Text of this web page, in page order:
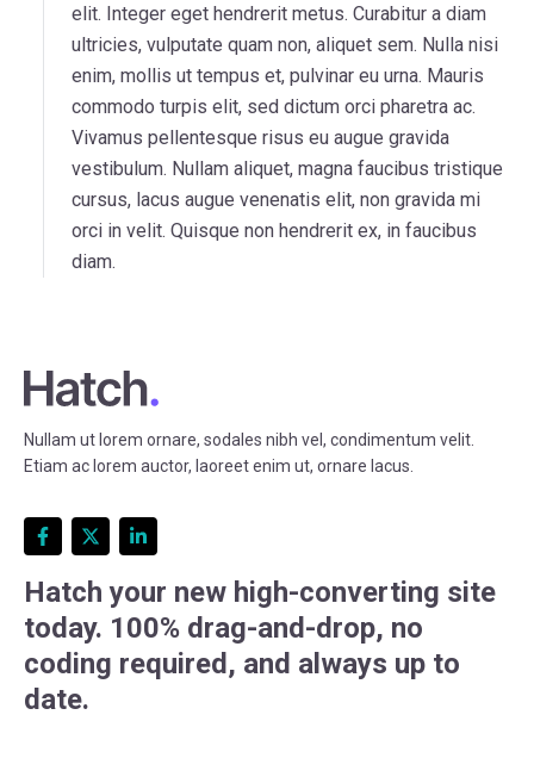
elit. Integer eget hendrerit metus. Curabitur a diam
ultricies, vulputate quam non, aliquet sem. Nulla nisi
enim, mollis ut tempus et, pulvinar eu urna. Mauris
commodo turpis elit, sed dictum orci pharetra ac.
Vivamus pellentesque risus eu augue gravida
vestibulum. Nullam aliquet, magna faucibus tristique
cursus, lacus augue venenatis elit, non gravida mi
orci in velit. Quisque non hendrerit ex, in faucibus
diam.
Nullam ut lorem ornare, sodales nibh vel, condimentum velit.
Etiam ac lorem auctor, laoreet enim ut, ornare lacus.
Hatch your new high-converting site
today. 100% drag-and-drop, no
coding required, and always up to
date.